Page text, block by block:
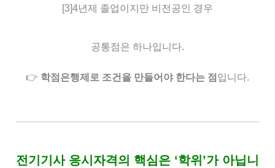
[3]4년제 졸업이지만 비전공인 경우
공통점은 하나입니다.
👉 학점은행제로 조건을 만들어야 한다는 점 입니다.
전기기사 응시자격의 핵심은 ‘학위’가 아닙니